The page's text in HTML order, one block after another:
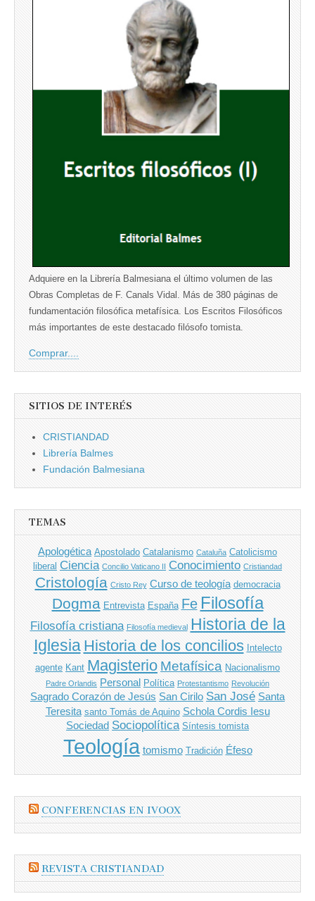
Adquiere en la Librería Balmesiana el último volumen de las
Obras Completas de F. Canals Vidal. Más de 380 páginas de
fundamentación filosófica metafísica. Los Escritos Filosóficos
más importantes de este destacado filósofo tomista.
Comprar....
SITIOS DE INTERÉS
CRISTIANDAD
Librería Balmes
Fundación Balmesiana
TEMAS
Apologética Apostolado Catalanismo Cataluña Catolicismo
liberal Ciencia Concilio Vaticano II Conocimiento Cristiandad
Cristología Cristo Rey Curso de teología democracia
Dogma Entrevista España Fe Filosofía
Filosofía cristiana Filosofía medieval Historia de la
Iglesia Historia de los concilios Intelecto
agente Kant Magisterio Metafísica Nacionalismo
Padre Orlandis Personal Política Protestantismo Revolución
Sagrado Corazón de Jesús San Cirilo San José Santa
Teresita santo Tomás de Aquino Schola Cordis Iesu
Sociedad Sociopolítica Síntesis tomista
Teología tomismo Tradición Éfeso
CONFERENCIAS EN IVOOX
REVISTA CRISTIANDAD